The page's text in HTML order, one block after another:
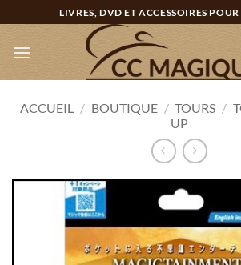
au
contenu
LIVRES, DVD ET ACCESSOIRES
ACCUEIL / BOUTIQUE / TOURS /
UP